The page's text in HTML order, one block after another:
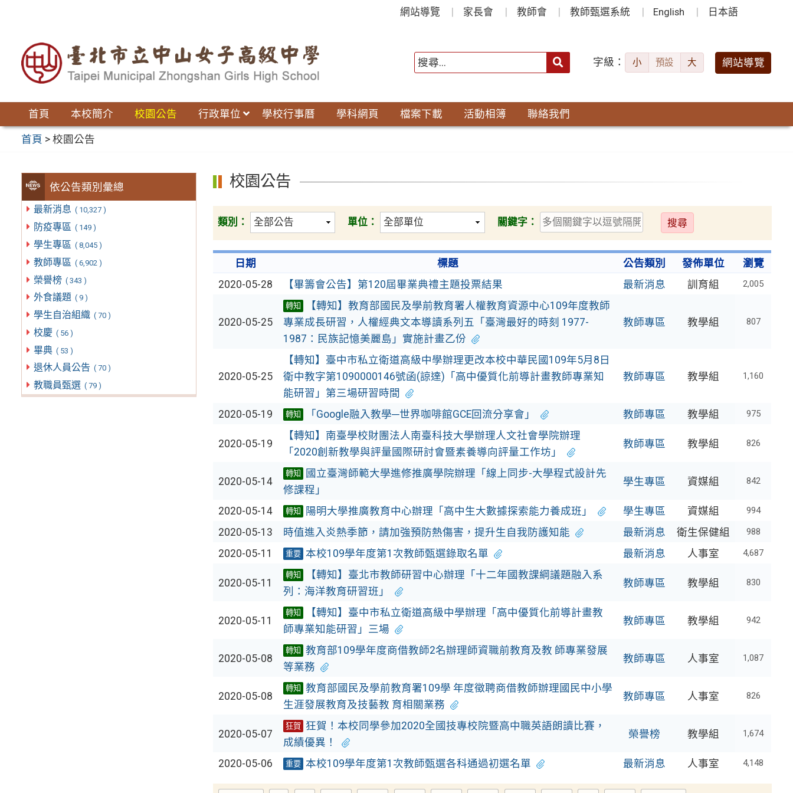
網站導覽 家長會 教師會 教師甄選系統 English 日本語
字級： 小 預設 大 網站導覽
首頁 本校簡介 校園公告 行政單位 學校行事曆 學科網頁 檔案下載 活動相簿 聯絡我們
首頁 >校園公告
依公告類別彙總
最新消息 ( 10,327 )
防疫專區 ( 149 )
學生專區 ( 8,045 )
教師專區 ( 6,902 )
榮譽榜 ( 343 )
外食議題 ( 9 )
學生自治組織 ( 70 )
校慶 ( 56 )
畢典 ( 53 )
退休人員公告 ( 70 )
教職員甄選 ( 79 )
校園公告
類別： 單位： 關鍵字：
送
出
日期 標題 公告類別 發佈單位
瀏覽
2020-05-28
【畢籌會公告】第120屆畢業典禮主題投票結果 最新消息 訓育組 2,005
2020-05-25
轉知
【轉知】教育部國民及學前教育署人權教育資源中心109年度教師
專業成長研習，人權經典文本導讀系列五「臺灣最好的時刻 1977-
1987：民族記憶美麗島」實施計畫乙份
教師專區 教學組 807
2020-05-25
【轉知】臺中市私立衛道高級中學辦理更改本校中華民國109年5月8日
衛中教字第1090000146號函(諒達)「高中優質化前導計畫教師專業知
能研習」第三場研習時間
教師專區 教學組 1,160
2020-05-19 轉知 「Google融入教學─世界咖啡館GCE回流分享會」 教師專區 教學組 975
2020-05-19
【轉知】南臺學校財團法人南臺科技大學辦理人文社會學院辦理
「2020創新教學與評量國際研討會暨素養導向評量工作坊」
教師專區 教學組 826
2020-05-14
轉知
國立臺灣師範大學進修推廣學院辦理「線上同步-大學程式設計先
修課程」
學生專區 資媒組 842
2020-05-14 轉知 陽明大學推廣教育中心辦理「高中生大數據探索能力養成班」 學生專區 資媒組 994
2020-05-13 時值進入炎熱季節，請加強預防熱傷害，提升生自我防護知能 最新消息 衛生保健組 988
2020-05-11 重要 本校109學年度第1次教師甄選錄取名單 最新消息 人事室 4,687
2020-05-11
轉知
【轉知】臺北市教師研習中心辦理「十二年國教課綱議題融入系
列：海洋教育研習班」
教師專區 教學組 830
2020-05-11
轉知
【轉知】臺中市私立衛道高級中學辦理「高中優質化前導計畫教
師專業知能研習」三場
教師專區 教學組 942
2020-05-08
轉知
教育部109學年度商借教師2名辦理師資職前教育及教 師專業發展
等業務
教師專區 人事室 1,087
2020-05-08
轉知
教育部國民及學前教育署109學 年度徵聘商借教師辦理國民中小學
生涯發展教育及技藝教 育相關業務
教師專區 人事室 826
2020-05-07
狂賀
狂賀！本校同學參加2020全國技專校院暨高中職英語朗讀比賽，
成績優異！
榮譽榜 教學組 1,674
2020-05-06 重要 本校109學年度第1次教師甄選各科通過初選名單 最新消息 人事室 4,148